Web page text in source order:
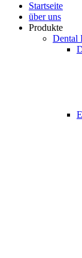
Startseite
über uns
Produkte
Dental